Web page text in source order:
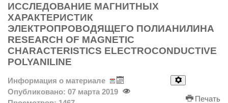
ИССЛЕДОВАНИЕ МАГНИТНЫХ
ХАРАКТЕРИСТИК
ЭЛЕКТРОПРОВОДЯЩЕГО ПОЛИАНИЛИНА
RESEARCH OF MAGNETIC
CHARACTERISTICS ELECTROCONDUCTIVE
POLYANILINE
Печать
Информация о материале
Опубликовано: 07 марта 2019